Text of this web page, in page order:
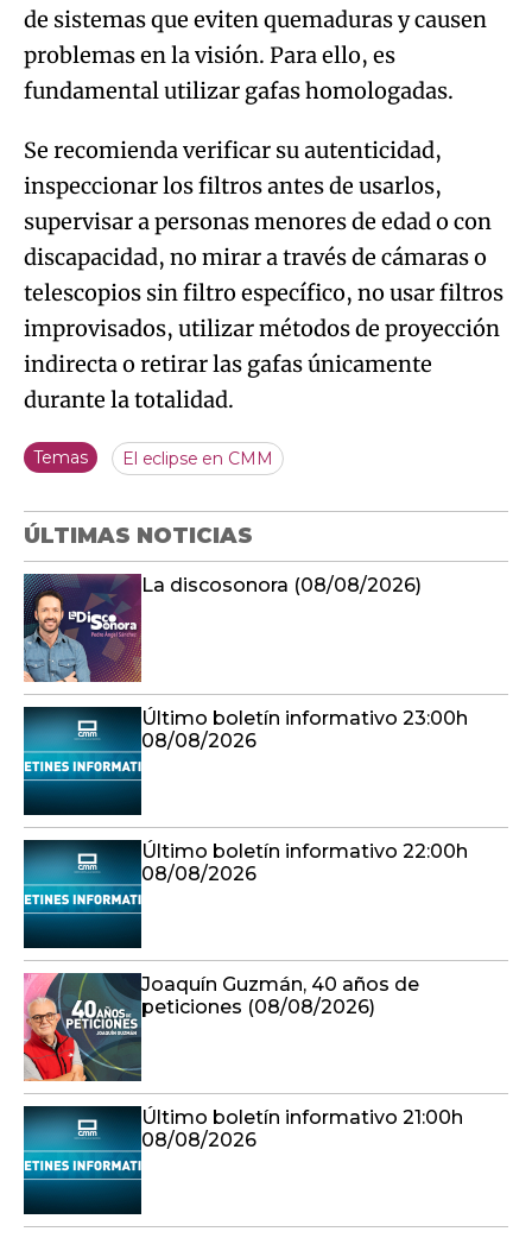
de sistemas que eviten quemaduras y causen
problemas en la visión. Para ello, es
fundamental utilizar gafas homologadas.
Se recomienda verificar su autenticidad,
inspeccionar los filtros antes de usarlos,
supervisar a personas menores de edad o con
discapacidad, no mirar a través de cámaras o
telescopios sin filtro específico, no usar filtros
improvisados, utilizar métodos de proyección
indirecta o retirar las gafas únicamente
durante la totalidad.
Temas El eclipse en CMM
ÚLTIMAS NOTICIAS
La discosonora (08/08/2026)
Último boletín informativo 23:00h
08/08/2026
Último boletín informativo 22:00h
08/08/2026
Joaquín Guzmán, 40 años de
peticiones (08/08/2026)
Último boletín informativo 21:00h
08/08/2026